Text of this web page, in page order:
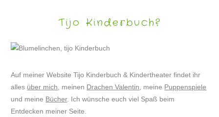
Tijo Kinderbuch?
Auf meiner Website Tijo Kinderbuch & Kindertheater findet ihr
alles über mich , meinen Drachen Valentin , meine Puppenspiele
und meine Bücher. Ich wünsche euch viel Spaß beim
Entdecken meiner Seite.